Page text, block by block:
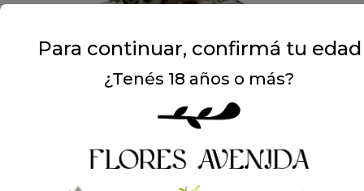
Para continuar, confirmá tu edad
¿Tenés 18 años o más?